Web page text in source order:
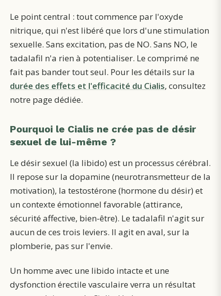
Le point central : tout commence par l'oxyde
nitrique, qui n'est libéré que lors d'une stimulation
sexuelle. Sans excitation, pas de NO. Sans NO, le
tadalafil n'a rien à potentialiser. Le comprimé ne
fait pas bander tout seul. Pour les détails sur la
durée des effets et l'efficacité du Cialis, consultez
notre page dédiée.
Pourquoi le Cialis ne crée pas de désir
sexuel de lui-même ?
Le désir sexuel (la libido) est un processus cérébral.
Il repose sur la dopamine (neurotransmetteur de la
motivation), la testostérone (hormone du désir) et
un contexte émotionnel favorable (attirance,
sécurité affective, bien-être). Le tadalafil n'agit sur
aucun de ces trois leviers. Il agit en aval, sur la
plomberie, pas sur l'envie.
Un homme avec une libido intacte et une
dysfonction érectile vasculaire verra un résultat